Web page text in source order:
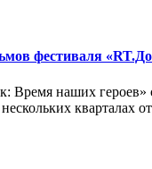
фестиваля
Время наших героев»